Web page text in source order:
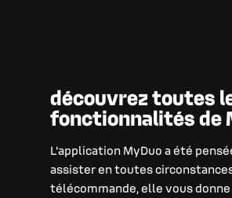
découvrez toutes
fonctionnalités de
L'application MyDuo a été
assister en toutes
télécommande, elle vous donne